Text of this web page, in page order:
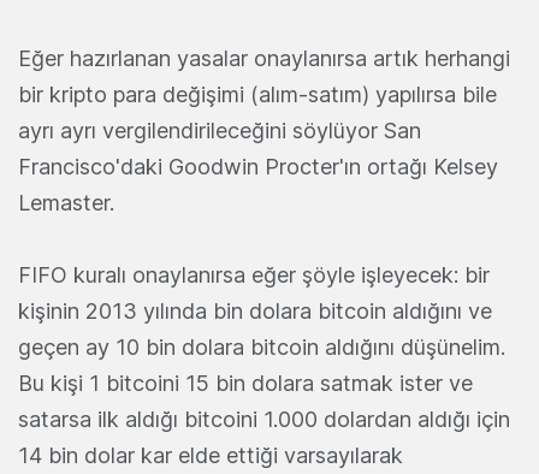
Eğer hazırlanan yasalar onaylanırsa artık herhangi
bir kripto para değişimi (alım-satım) yapılırsa bile
ayrı ayrı vergilendirileceğini söylüyor San
Francisco'daki Goodwin Procter'ın ortağı Kelsey
Lemaster.
FIFO kuralı onaylanırsa eğer şöyle işleyecek: bir
kişinin 2013 yılında bin dolara bitcoin aldığını ve
geçen ay 10 bin dolara bitcoin aldığını düşünelim.
Bu kişi 1 bitcoini 15 bin dolara satmak ister ve
satarsa ilk aldığı bitcoini 1.000 dolardan aldığı için
14 bin dolar kar elde ettiği varsayılarak